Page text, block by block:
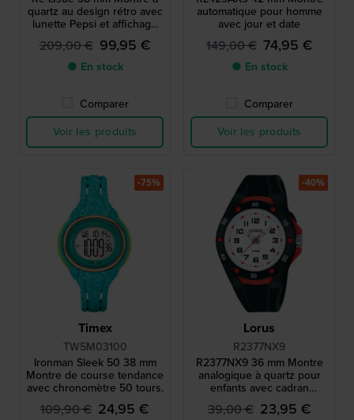
quartz au design rétro avec
lunette Pepsi et affichage
jour-date
209,00 € 99,95 €
● En stock
Comparer
Voir les produits
automatique pour homme
avec jour et date
149,00 € 74,95 €
● En stock
Comparer
Voir les produits
Timex
TW5M03100
Ironman Sleek 50 38 mm
Montre de course tendance
avec chronomètre 50 tours.
109,90 € 24,95 €
-75%
Lorus
R2377NX9
R2377NX9 36 mm Montre
analogique à quartz pour
enfants avec cadran
rétroéclairé
39,00 € 23,95 €
-40%